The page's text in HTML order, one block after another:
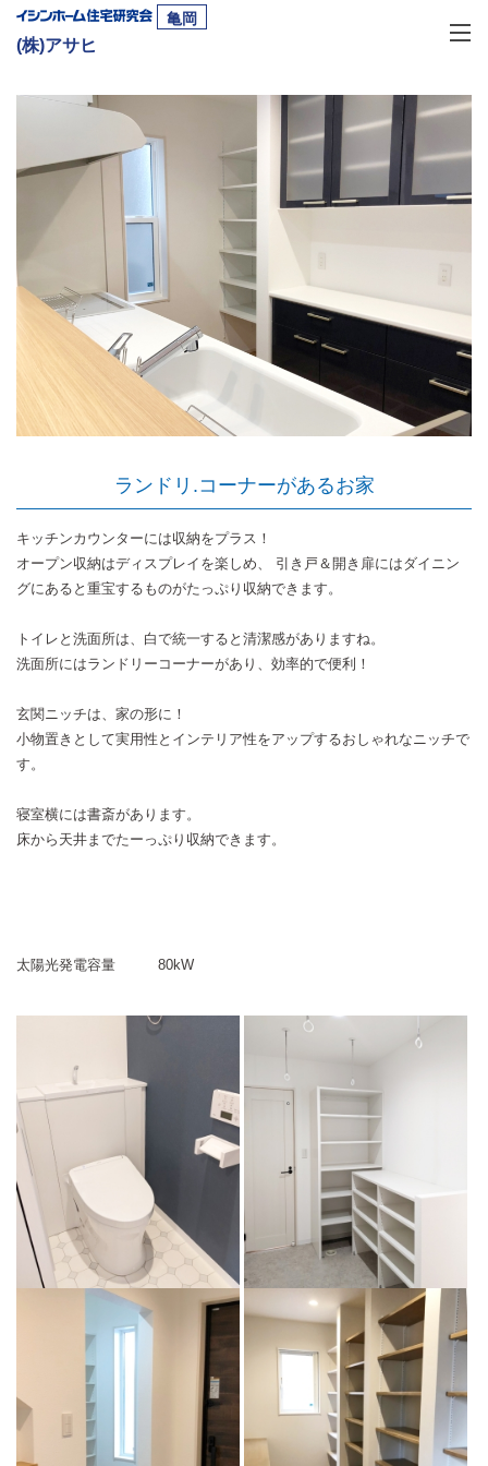
亀岡
(株)アサヒ
ランドリ.コーナーがあるお家
キッチンカウンターには収納をプラス！
オープン収納はディスプレイを楽しめ、 引き戸＆開き扉にはダイニン
グにあると重宝するものがたっぷり収納できます。
トイレと洗面所は、白で統一すると清潔感がありますね。
洗面所にはランドリーコーナーがあり、効率的で便利！
玄関ニッチは、家の形に！
小物置きとして実用性とインテリア性をアップするおしゃれなニッチで
す。
寝室横には書斎があります。
床から天井までたーっぷり収納できます。
太陽光発電容量 80kW